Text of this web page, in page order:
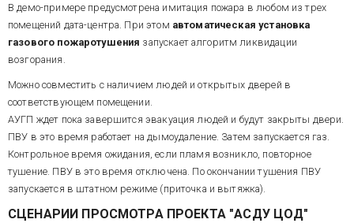
В демо-примере предусмотрена имитация пожара в любом из трех
помещений дата-центра. При этом автоматическая установка
газового пожаротушения запускает алгоритм ликвидации
возгорания.
Можно совместить с наличием людей и открытых дверей в
соответствующем помещении.
АУГП ждет пока завершится эвакуация людей и будут закрыты двери.
ПВУ в это время работает на дымоудаление. Затем запускается газ.
Контрольное время ожидания, если пламя возникло, повторное
тушение. ПВУ в это время отключена. По окончании тушения ПВУ
запускается в штатном режиме (приточка и вытяжка).
СЦЕНАРИИ ПРОСМОТРА ПРОЕКТА "АСДУ ЦОД"